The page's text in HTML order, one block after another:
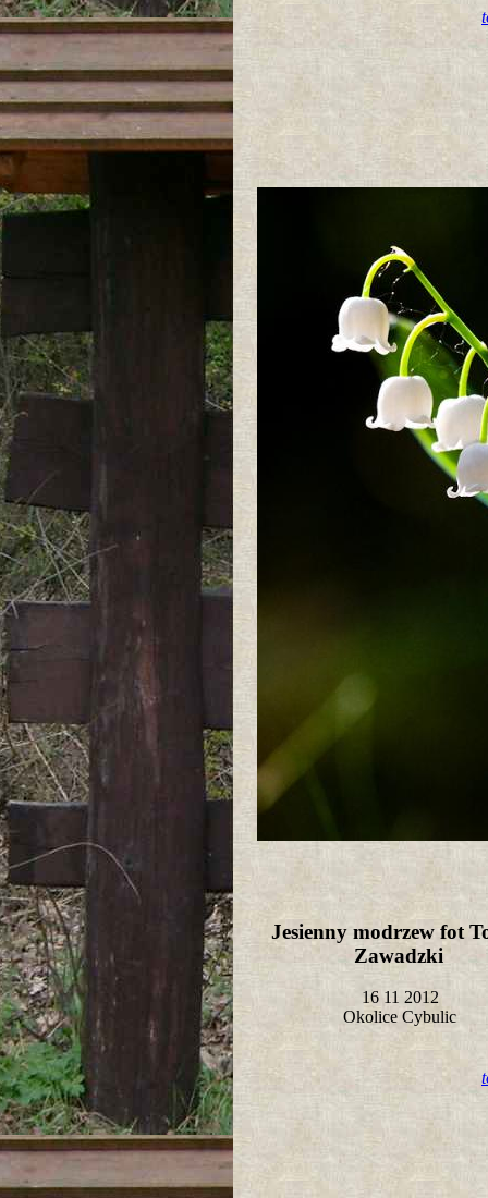
Jesienny modrzew fot
Zawadzki
16 11 2012
Okolice Cybulic